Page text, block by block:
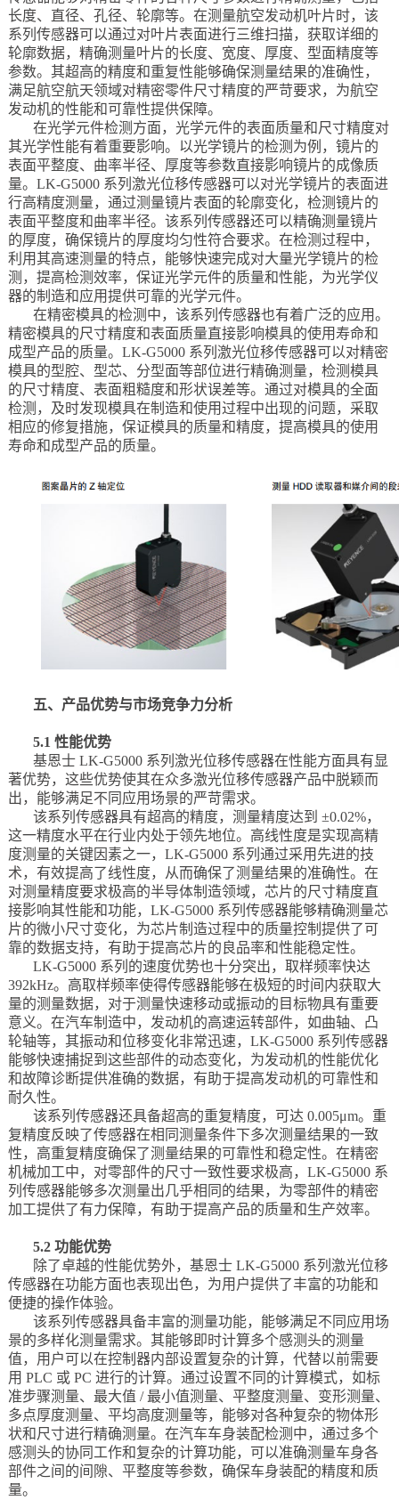
长度、直径、孔径、轮廓等。在测量航空发动机叶片时，该
系列传感器可以通过对叶片表面进行三维扫描，获取详细的
轮廓数据，精确测量叶片的长度、宽度、厚度、型面精度等
参数。其超高的精度和重复性能够确保测量结果的准确性，
满足航空航天领域对精密零件尺寸精度的严苛要求，为航空
发动机的性能和可靠性提供保障。
在光学元件检测方面，光学元件的表面质量和尺寸精度对
其光学性能有着重要影响。以光学镜片的检测为例，镜片的
表面平整度、曲率半径、厚度等参数直接影响镜片的成像质
量。LK-G5000 系列激光位移传感器可以对光学镜片的表面进
行高精度测量，通过测量镜片表面的轮廓变化，检测镜片的
表面平整度和曲率半径。该系列传感器还可以精确测量镜片
的厚度，确保镜片的厚度均匀性符合要求。在检测过程中，
利用其高速测量的特点，能够快速完成对大量光学镜片的检
测，提高检测效率，保证光学元件的质量和性能，为光学仪
器的制造和应用提供可靠的光学元件。
在精密模具的检测中，该系列传感器也有着广泛的应用。
精密模具的尺寸精度和表面质量直接影响模具的使用寿命和
成型产品的质量。LK-G5000 系列激光位移传感器可以对精密
模具的型腔、型芯、分型面等部位进行精确测量，检测模具
的尺寸精度、表面粗糙度和形状误差等。通过对模具的全面
检测，及时发现模具在制造和使用过程中出现的问题，采取
相应的修复措施，保证模具的质量和精度，提高模具的使用
寿命和成型产品的质量。
五、产品优势与市场竞争力分析
5.1 性能优势
基恩士 LK-G5000 系列激光位移传感器在性能方面具有显
著优势，这些优势使其在众多激光位移传感器产品中脱颖而
出，能够满足不同应用场景的严苛需求。
该系列传感器具有超高的精度，测量精度达到 ±0.02%，
这一精度水平在行业内处于领先地位。高线性度是实现高精
度测量的关键因素之一，LK-G5000 系列通过采用先进的技
术，有效提高了线性度，从而确保了测量结果的准确性。在
对测量精度要求极高的半导体制造领域，芯片的尺寸精度直
接影响其性能和功能，LK-G5000 系列传感器能够精确测量芯
片的微小尺寸变化，为芯片制造过程中的质量控制提供了可
靠的数据支持，有助于提高芯片的良品率和性能稳定性。
LK-G5000 系列的速度优势也十分突出，取样频率快达
392kHz。高取样频率使得传感器能够在极短的时间内获取大
量的测量数据，对于测量快速移动或振动的目标物具有重要
意义。在汽车制造中，发动机的高速运转部件，如曲轴、凸
轮轴等，其振动和位移变化非常迅速，LK-G5000 系列传感器
能够快速捕捉到这些部件的动态变化，为发动机的性能优化
和故障诊断提供准确的数据，有助于提高发动机的可靠性和
耐久性。
该系列传感器还具备超高的重复精度，可达 0.005μm。重
复精度反映了传感器在相同测量条件下多次测量结果的一致
性，高重复精度确保了测量结果的可靠性和稳定性。在精密
机械加工中，对零部件的尺寸一致性要求极高，LK-G5000 系
列传感器能够多次测量出几乎相同的结果，为零部件的精密
加工提供了有力保障，有助于提高产品的质量和生产效率。
5.2 功能优势
除了卓越的性能优势外，基恩士 LK-G5000 系列激光位移
传感器在功能方面也表现出色，为用户提供了丰富的功能和
便捷的操作体验。
该系列传感器具备丰富的测量功能，能够满足不同应用场
景的多样化测量需求。其能够即时计算多个感测头的测量
值，用户可以在控制器内部设置复杂的计算，代替以前需要
用 PLC 或 PC 进行的计算。通过设置不同的计算模式，如标
准步骤测量、最大值 / 最小值测量、平整度测量、变形测量、
多点厚度测量、平均高度测量等，能够对各种复杂的物体形
状和尺寸进行精确测量。在汽车车身装配检测中，通过多个
感测头的协同工作和复杂的计算功能，可以准确测量车身各
部件之间的间隙、平整度等参数，确保车身装配的精度和质
量。